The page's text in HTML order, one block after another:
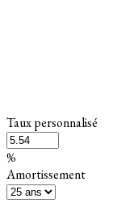
Taux personnalisé
%
Amortissement